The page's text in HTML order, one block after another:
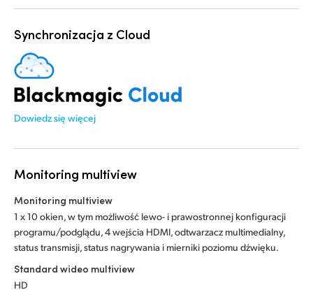
Synchronizacja z Cloud
Dowiedz się więcej
Monitoring multiview
Monitoring multiview
1 x 10 okien, w tym możliwość lewo- i prawostronnej konfiguracji
programu/podglądu, 4 wejścia HDMI, odtwarzacz multimedialny,
status transmisji, status nagrywania i mierniki poziomu dźwięku.
Standard wideo multiview
HD